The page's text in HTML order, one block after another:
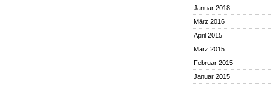
Januar 2018
März 2016
April 2015
März 2015
Februar 2015
Januar 2015